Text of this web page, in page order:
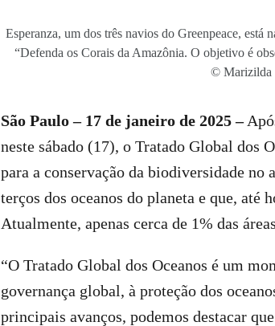
Esperanza, um dos três navios do Greenpeace, está
“Defenda os Corais da Amazônia. O objetivo é
© Marizilda
São Paulo – 17 de janeiro de 2025 –
neste sábado (17), o Tratado Global dos
para a conservação da biodiversidade no
terços dos oceanos do planeta e que, até
Atualmente, apenas cerca de 1% das
“O Tratado Global dos Oceanos é um
governança global, à proteção dos
principais avanços, podemos destacar